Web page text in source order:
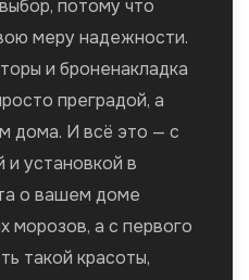
потому что
меру надежности.
и броненакладка
преградой, а
дома. И всё это — с
и установкой в
о вашем доме
морозов, а с первого
такой красоты,